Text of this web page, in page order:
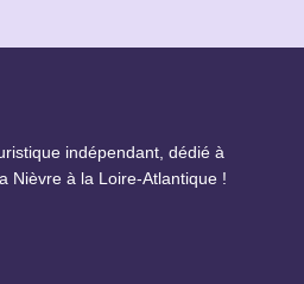
indépendant, dédié à
Nièvre à la Loire-Atlantique !